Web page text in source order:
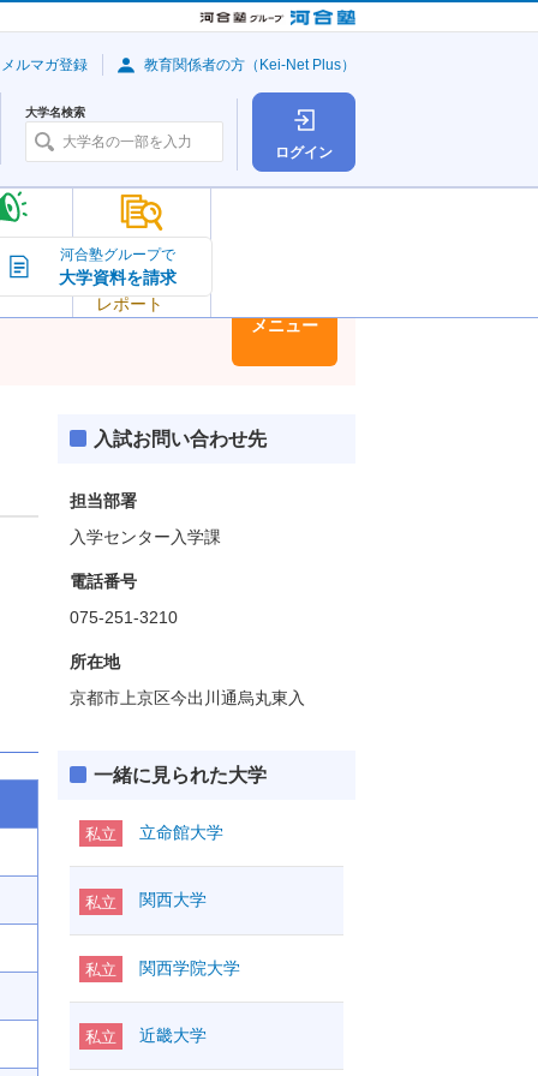
ログイン
学
大学の今
トピック＆
レポート
大学名検索
ルマガ登録 教育関係者の方（Kei-Net Plus）
河合塾グループで
大学資料を請求
メニュー
入試お問い合わせ先
担当部署
入学センター入学課
電話番号
075-251-3210
所在地
京都市上京区今出川通烏丸東入
一緒に見られた大学
私立 立命館大学
私立 関西大学
私立 関西学院大学
私立 近畿大学